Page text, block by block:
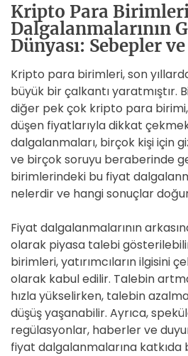
Kripto Para
Dalgalanmalarının
Dünyası: Sebepler
Kripto para birimleri, son
büyük bir çalkantı yaratmıştır.
diğer pek çok kripto para birimi,
düşen fiyatlarıyla dikkat
dalgalanmaları, birçok kişi için
ve birçok soruyu beraberinde
birimlerindeki bu fiyat
nelerdir ve hangi sonuçlar
Fiyat dalgalanmalarının
olarak piyasa talebi
birimleri, yatırımcıların ilgisini
olarak kabul edilir. Talebin
hızla yükselirken, talebin
düşüş yaşanabilir. Ayrıca,
regülasyonlar, haberler ve
fiyat dalgalanmalarına katkıda